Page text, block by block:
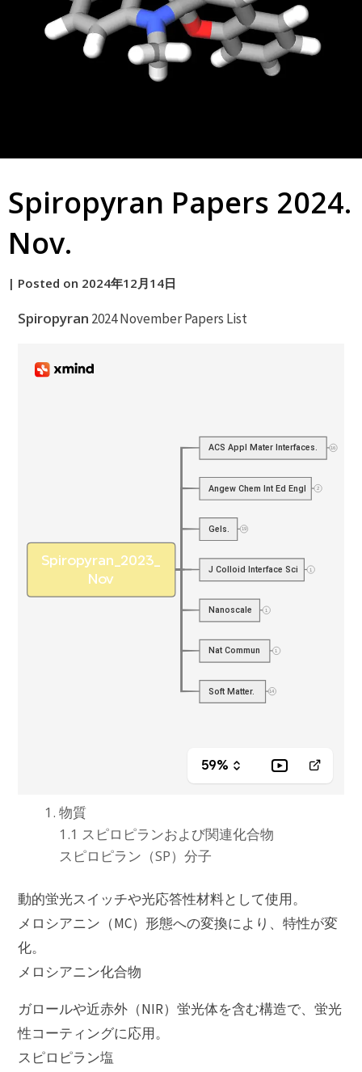
Spiropyran Papers 2024.
Nov.
by
| Posted on 2024年12月14日
Spiropyran 2024 November Papers List
物質
1.1 スピロピランおよび関連化合物
スピロピラン（SP）分子
動的蛍光スイッチや光応答性材料として使用。
メロシアニン（MC）形態への変換により、特性が変
化。
メロシアニン化合物
ガロールや近赤外（NIR）蛍光体を含む構造で、蛍光
性コーティングに応用。
スピロピラン塩